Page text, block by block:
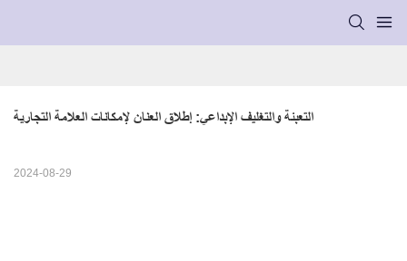
التعبئة والتغليف الإبداعي: ​​إطلاق العنان لإمكانات العلامة التجارية
2024-08-29